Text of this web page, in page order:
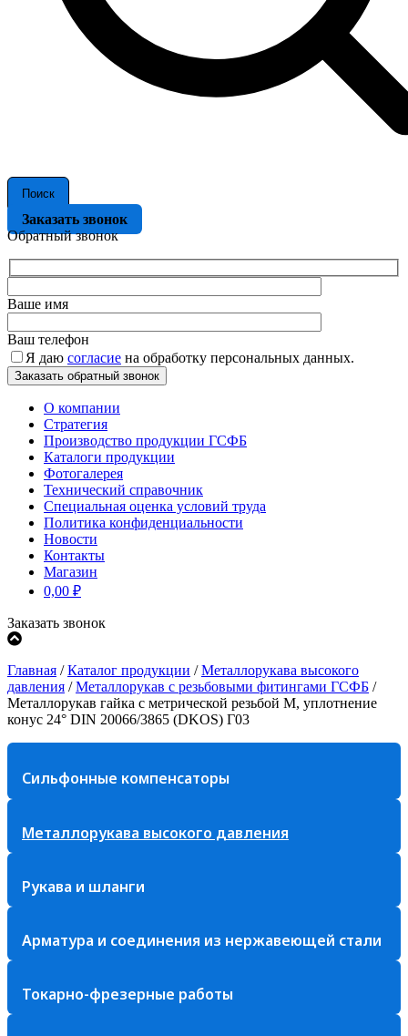
Поиск
Заказать звонок
Обратный звонок
Ваше имя
Ваш телефон
Я даю согласие на обработку персональных данных.
О компании
Стратегия
Производство продукции ГСФБ
Каталоги продукции
Фотогалерея
Технический справочник
Специальная оценка условий труда
Политика конфиденциальности
Новости
Контакты
Магазин
0,00 ₽
Заказать звонок
Главная /Каталог продукции /Металлорукава высокого
давления /Металлорукав с резьбовыми фитингами ГСФБ /
Металлорукав гайка с метрической резьбой М, уплотнение
конус 24° DIN 20066/3865 (DKOS) Г03
Сильфонные компенсаторы
Металлорукава высокого давления
Рукава и шланги
Арматура и соединения из нержавеющей стали
Токарно-фрезерные работы